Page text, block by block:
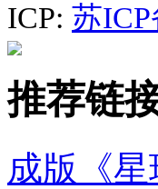
ICP: 苏ICP
推荐链
成版《